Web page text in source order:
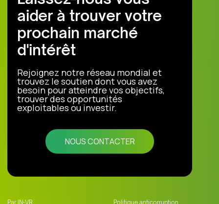
aider à trouver votre
prochain marché
d'intérêt
Rejoignez notre réseau mondial et
trouvez le soutien dont vous avez
besoin pour atteindre vos objectifs,
trouver des opportunités
exploitables ou investir.
NOUS CONTACTER
Par IN-VR Politique anticorruption